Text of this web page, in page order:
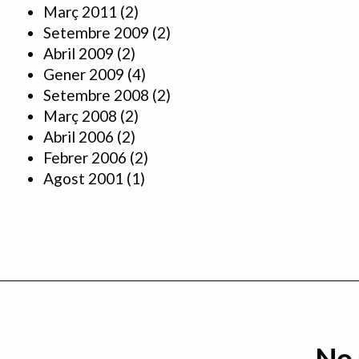
Març 2011 (2)
Setembre 2009 (2)
Abril 2009 (2)
Gener 2009 (4)
Setembre 2008 (2)
Març 2008 (2)
Abril 2006 (2)
Febrer 2006 (2)
Agost 2001 (1)